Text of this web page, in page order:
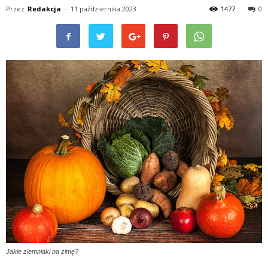
Przez Redakcja - 11 października 2023 0
1477
Jakie ziemniaki na zimę?